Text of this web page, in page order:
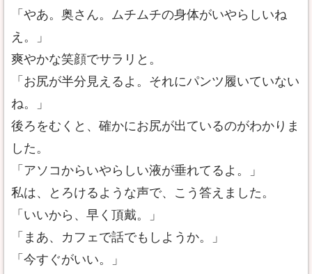
「やあ。奥さん。ムチムチの身体がいやらしいね
え。」
爽やかな笑顔でサラリと。
「お尻が半分見えるよ。それにパンツ履いていない
ね。」
後ろをむくと、確かにお尻が出ているのがわかりま
した。
「アソコからいやらしい液が垂れてるよ。」
私は、とろけるような声で、こう答えました。
「いいから、早く頂戴。」
「まあ、カフェで話でもしようか。」
「今すぐがいい。」